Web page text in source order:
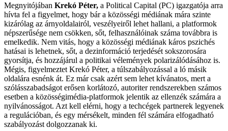
Megnyitójában Krekó Péter, a Political Capital (PC) igazgatója arra
hívta fel a figyelmet, hogy bár a közösségi médiának mára szinte
kizárólag az árnyoldalairól, veszélyeiről lehet hallani, a platformok
népszerűsége nem csökken, sőt, felhasználóinak száma továbbra is
emelkedik. Nem vitás, hogy a közösségi médiának káros pszichés
hatásai is lehetnek, sőt, a dezinformáció terjedését sokszorosára
gyorsítja, és hozzájárul a politikai vélemények polarizálódásához is.
Mégis, figyelmeztet Krekó Péter, a túlszabályozással a ló másik
oldalára esnénk át. Ez már csak azért sem lehet kívánatos, mert a
szólásszabadságot erősen korlátozó, autoriter rendszerekben számos
esetben a közösségimédia-platformok jelentik az ellenzék számára a
nyilvánosságot. Azt kell elérni, hogy a techcégek partnerek legyenek
a regulációban, és egy mérsékelt, minden fél számára elfogadható
szabályozást dolgozzanak ki.